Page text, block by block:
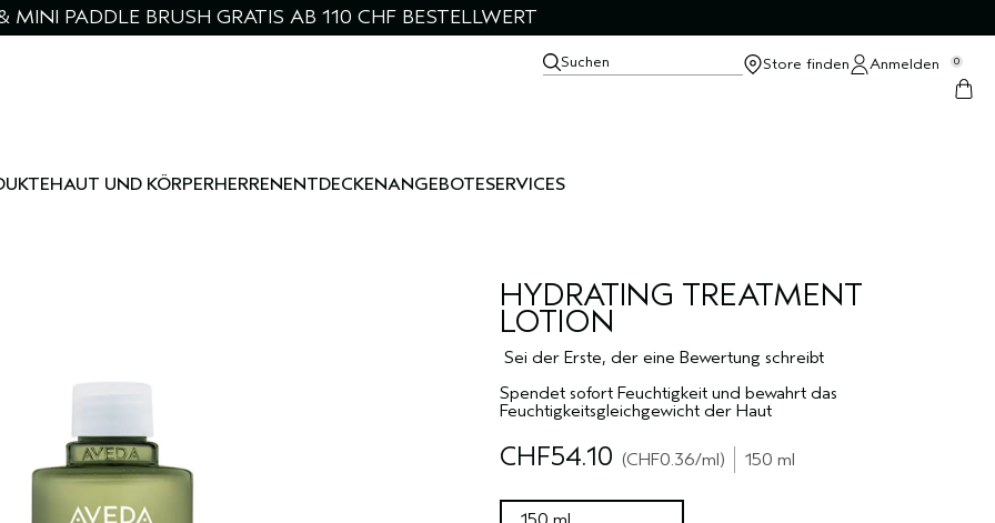
PADDLE BRUSH GRATIS AB 110 CHF BESTELLWERT
Suchen Store finden Anmelden 0
HAUT UND KÖRPERHERRENENTDECKENANGEBOTESERVICES
HYDRATING TREATMENT
LOTION
Sei der Erste, der eine Bewertung schreibt
Spendet sofort Feuchtigkeit und bewahrt das
Feuchtigkeitsgleichgewicht der Haut
CHF54.10 CHF0.36/ml 150 ml